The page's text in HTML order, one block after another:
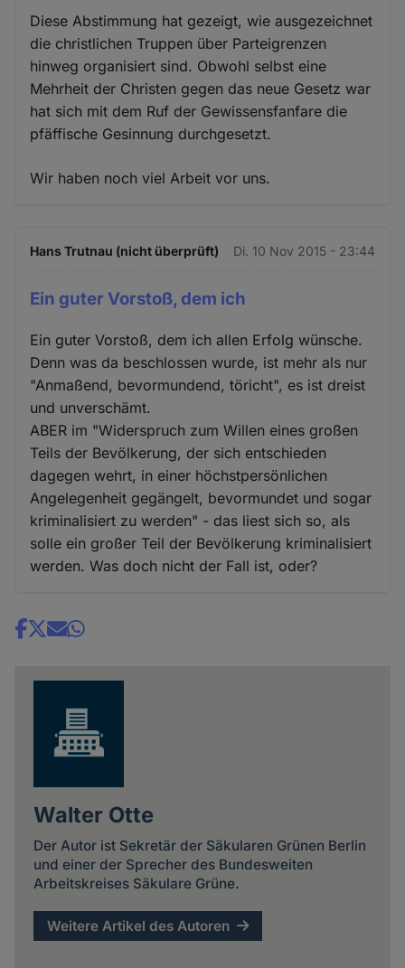
Diese Abstimmung hat gezeigt, wie ausgezeichnet
die christlichen Truppen über Parteigrenzen
hinweg organisiert sind. Obwohl selbst eine
Mehrheit der Christen gegen das neue Gesetz war
hat sich mit dem Ruf der Gewissensfanfare die
pfäffische Gesinnung durchgesetzt.
Wir haben noch viel Arbeit vor uns.
Hans Trutnau (nicht überprüft) Di. 10 Nov 2015 - 23:44
Ein guter Vorstoß, dem ich
Ein guter Vorstoß, dem ich allen Erfolg wünsche.
Denn was da beschlossen wurde, ist mehr als nur
"Anmaßend, bevormundend, töricht", es ist dreist
und unverschämt.
ABER im "Widerspruch zum Willen eines großen
Teils der Bevölkerung, der sich entschieden
dagegen wehrt, in einer höchstpersönlichen
Angelegenheit gegängelt, bevormundet und sogar
kriminalisiert zu werden" - das liest sich so, als
solle ein großer Teil der Bevölkerung kriminalisiert
werden. Was doch nicht der Fall ist, oder?
Share
Walter Otte
Der Autor ist Sekretär der Säkularen Grünen Berlin
und einer der Sprecher des Bundesweiten
Arbeitskreises Säkulare Grüne.
Weitere Artikel des Autoren